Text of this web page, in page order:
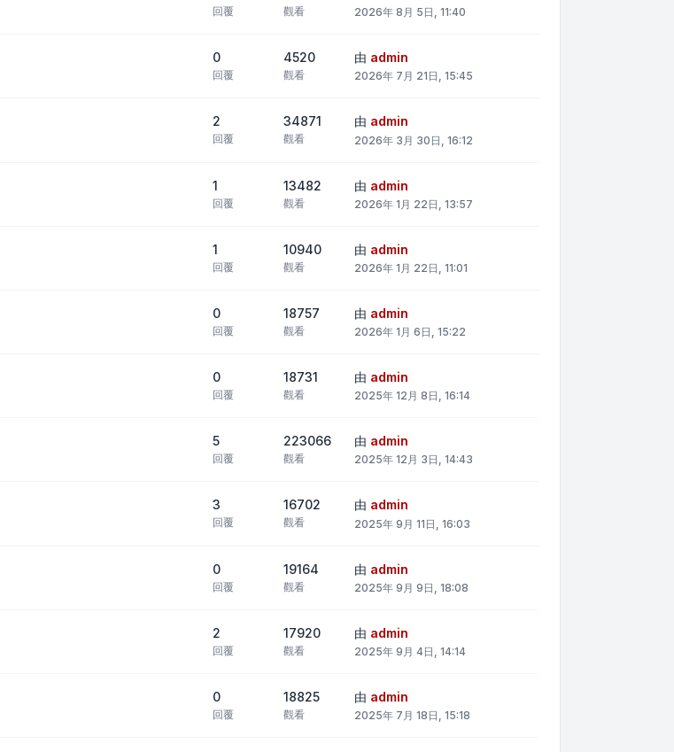
回覆 觀看 2026年 8月 5日, 11:40
0
回覆
4520
觀看
由 admin
2026年 7月 21日, 15:45
2
回覆
34871
觀看
由 admin
2026年 3月 30日, 16:12
1
回覆
13482
觀看
由 admin
2026年 1月 22日, 13:57
1
回覆
10940
觀看
由 admin
2026年 1月 22日, 11:01
0
回覆
18757
觀看
由 admin
2026年 1月 6日, 15:22
0
回覆
18731
觀看
由 admin
2025年 12月 8日, 16:14
5
回覆
223066
觀看
由 admin
2025年 12月 3日, 14:43
3
回覆
16702
觀看
由 admin
2025年 9月 11日, 16:03
0
回覆
19164
觀看
由 admin
2025年 9月 9日, 18:08
2
回覆
17920
觀看
由 admin
2025年 9月 4日, 14:14
0
回覆
18825
觀看
由 admin
2025年 7月 18日, 15:18